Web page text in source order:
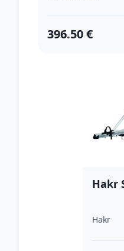
396.50 €
Hakr
Hakr